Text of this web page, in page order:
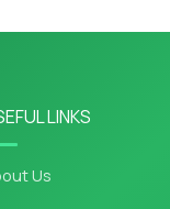
LINKS
Us